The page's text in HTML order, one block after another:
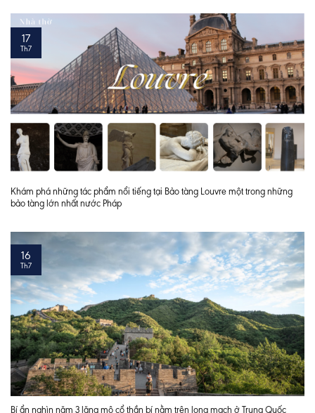
Khám phá những tác phẩm nổi tiếng tại Bảo tàng Louvre một trong những
bảo tàng lớn nhất nước Pháp
17
Th7
Bí ẩn nghìn năm 3 lăng mộ cổ thần bí nằm trên long mạch ở Trung Quốc
16
Th7